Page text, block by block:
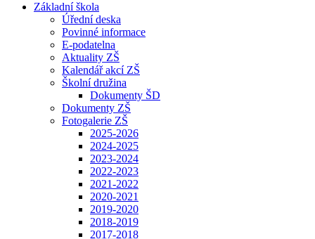
Základní škola
Úřední deska
Povinné informace
E-podatelna
Aktuality ZŠ
Kalendář akcí ZŠ
Školní družina
Dokumenty ŠD
Dokumenty ZŠ
Fotogalerie ZŠ
2025-2026
2024-2025
2023-2024
2022-2023
2021-2022
2020-2021
2019-2020
2018-2019
2017-2018